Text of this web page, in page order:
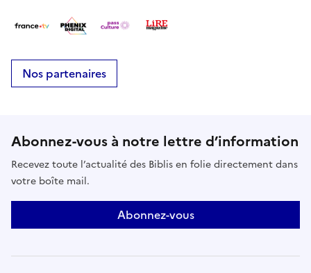
Nos partenaires
Abonnez-vous à notre lettre d’information
Recevez toute l’actualité des Biblis en folie directement dans
votre boîte mail.
Abonnez-vous